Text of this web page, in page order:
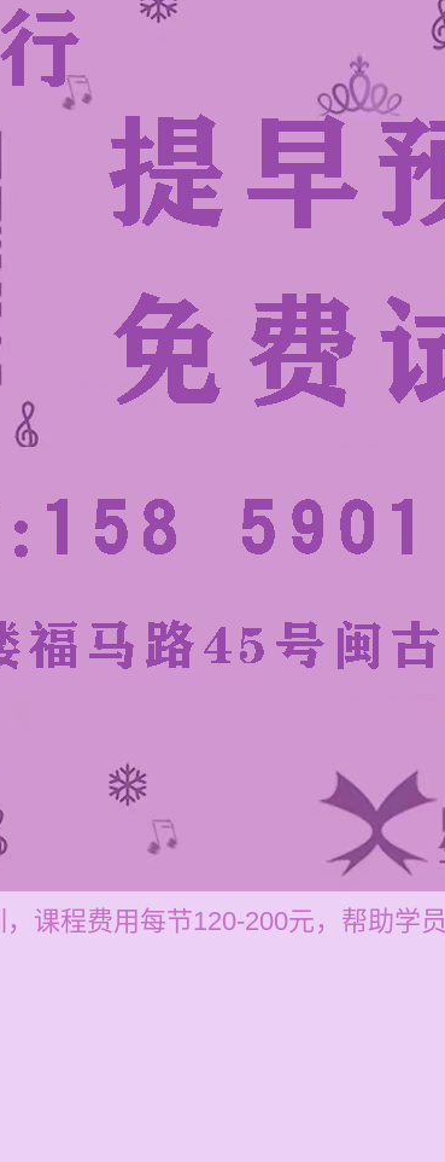
课程费用每节120-200元，帮助学